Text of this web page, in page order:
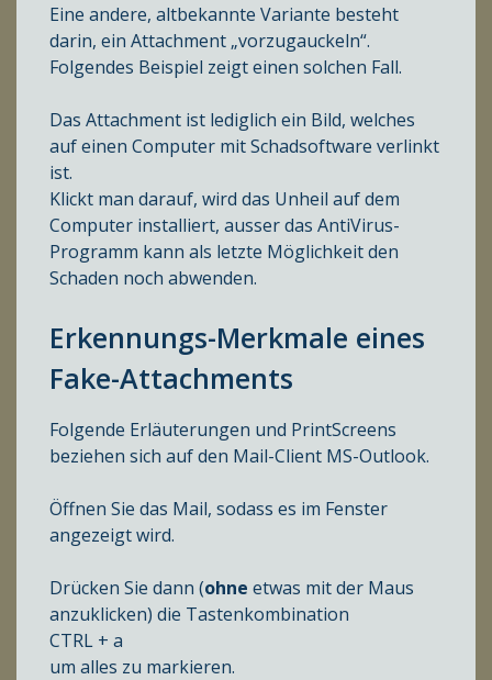
Eine andere, altbekannte Variante besteht
darin, ein Attachment „vorzugauckeln“.
Folgendes Beispiel zeigt einen solchen Fall.
Das Attachment ist lediglich ein Bild, welches
auf einen Computer mit Schadsoftware verlinkt
ist.
Klickt man darauf, wird das Unheil auf dem
Computer installiert, ausser das AntiVirus-
Programm kann als letzte Möglichkeit den
Schaden noch abwenden.
Erkennungs-Merkmale eines
Fake-Attachments
Folgende Erläuterungen und PrintScreens
beziehen sich auf den Mail-Client MS-Outlook.
Öffnen Sie das Mail, sodass es im Fenster
angezeigt wird.
Drücken Sie dann (ohne etwas mit der Maus
anzuklicken) die Tastenkombination
CTRL + a
um alles zu markieren.